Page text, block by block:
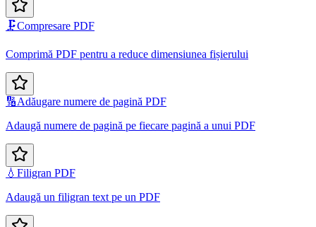
🗜️Compresare PDF
Comprimă PDF pentru a reduce dimensiunea fișierului
🔢Adăugare numere de pagină PDF
Adaugă numere de pagină pe fiecare pagină a unui PDF
💧 Filigran PDF
Adaugă un filigran text pe un PDF